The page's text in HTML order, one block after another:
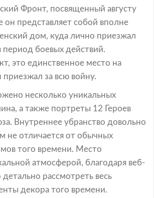
Фронт, посвященный августу
он представляет собой вполне
дом, куда лично приезжал
период боевых действий.
это единственное место на
за всю войну.
несколько уникальных
а также портреты 12 Героев
Внутреннее убранство довольно
не отличается от обычных
того времени. Место
атмосферой, благодаря веб-
рассмотреть весь
декора того времени.